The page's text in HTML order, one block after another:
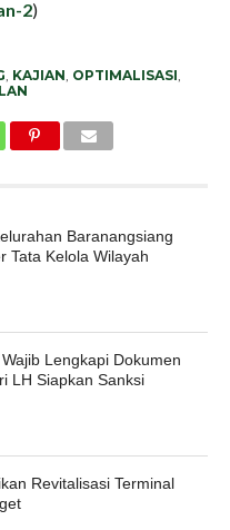
2)
, KAJIAN, OPTIMALISASI,
Baranangsiang
Tata Kelola Wilayah
Lengkapi Dokumen
LH Siapkan Sanksi
Revitalisasi Terminal